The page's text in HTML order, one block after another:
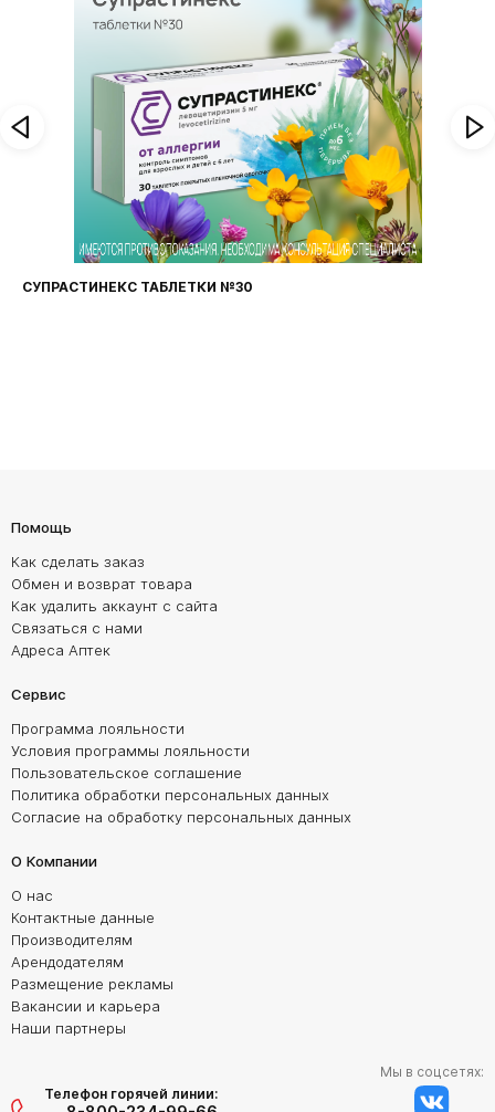
СУПРАСТИНЕКС ТАБЛЕТКИ №30
Помощь
Как сделать заказ
Обмен и возврат товара
Как удалить аккаунт с сайта
Связаться с нами
Адреса Аптек
Сервис
Программа лояльности
Условия программы лояльности
Пользовательское соглашение
Политика обработки персональных данных
Согласие на обработку персональных данных
О Компании
О нас
Контактные данные
Производителям
Арендодателям
Размещение рекламы
Вакансии и карьера
Наши партнеры
Телефон горячей линии:
Мы в соцсетях: